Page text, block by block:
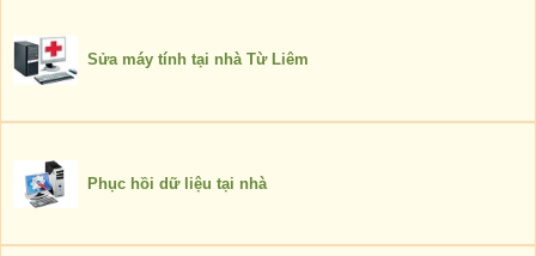
Sửa máy tính tại nhà Từ Liêm
Phục hồi dữ liệu tại nhà